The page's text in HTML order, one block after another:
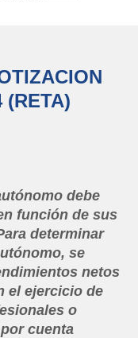
(RETA)
debe
función de sus
determinar
se
netos
el ejercicio de
o
cuenta